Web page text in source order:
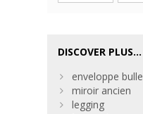
DISCOVER PLUS...
enveloppe bulle
miroir ancien
legging